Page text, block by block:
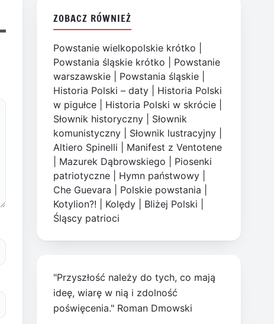
ZOBACZ RÓWNIEŻ
Powstanie wielkopolskie krótko
Powstania śląskie krótko
Powstanie
warszawskie
Powstania śląskie
Historia Polski – daty
Historia Polski
w pigułce
Historia Polski w skrócie
Słownik historyczny
Słownik
komunistyczny
Słownik lustracyjny
Altiero Spinelli
Manifest z Ventotene
Mazurek Dąbrowskiego
Piosenki
patriotyczne
Hymn państwowy
Che Guevara
Polskie powstania
Kotylion?!
Kolędy Bliżej Polski
Śląscy patrioci
"Przyszłość należy do tych, co mają
ideę, wiarę w nią i zdolność
poświęcenia." Roman Dmowski